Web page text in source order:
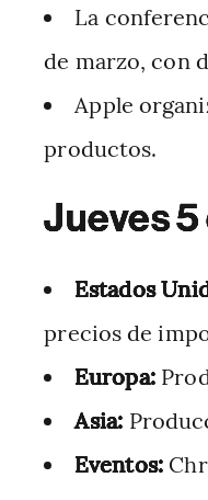
La
de marzo, con
Apple
productos.
Jueves
Estados
precios de
Europa:
Asia:
Eventos: